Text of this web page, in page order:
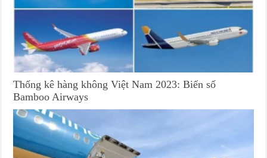
Thống kê hàng không Việt Nam 2023: Biến số
Bamboo Airways